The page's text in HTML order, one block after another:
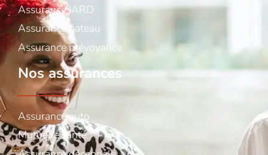
Assurance IARD
Assurance bateau
Assurance prévoyance
Nos assurances
Assurance auto
Mutuelle santé